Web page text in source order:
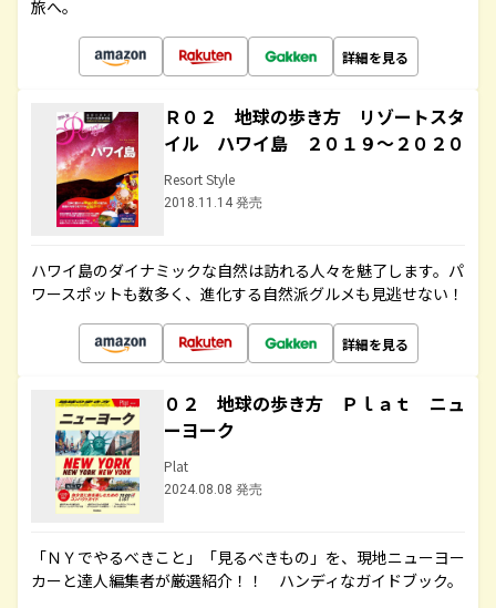
旅へ。
詳細を見る
Ｒ０２ 地球の歩き方 リゾートスタ
イル ハワイ島 ２０１９～２０２０
Resort Style
2018.11.14 発売
ハワイ島のダイナミックな自然は訪れる人々を魅了します。パ
ワースポットも数多く、進化する自然派グルメも見逃せない！
詳細を見る
０２ 地球の歩き方 Ｐｌａｔ ニュ
ーヨーク
Plat
2024.08.08 発売
「ＮＹでやるべきこと」「見るべきもの」を、現地ニューヨー
カーと達人編集者が厳選紹介！！ ハンディなガイドブック。